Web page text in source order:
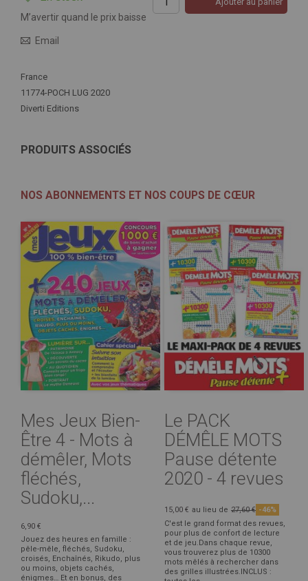
M’avertir quand le prix baisse
Email
Plus
d'infos
France
11774-POCH LUG 2020
Diverti Editions
PRODUITS ASSOCIÉS
NOS ABONNEMENTS ET NOS COUPS DE CŒUR
Mes Jeux Bien-
Être 4 - Mots à
démêler, Mots
fléchés,
Sudoku,...
6,90 €
Jouez des heures en famille :
pêle-mêle, fléchés, Sudoku,
croisés, Enchaînés, Rikudo, plus
ou moins, objets cachés,
énigmes… Et en bonus, des
Le PACK
DÉMÊLE MOTS
Pause détente
2020 - 4 revues
15,00 € au lieu de 27,60 € -46%
C'est le grand format des revues,
pour plus de confort de lecture
et de jeu.Dans chaque revue,
vous trouverez plus de 10300
mots mêlés à rechercher dans
des grilles illustrées.INCLUS :